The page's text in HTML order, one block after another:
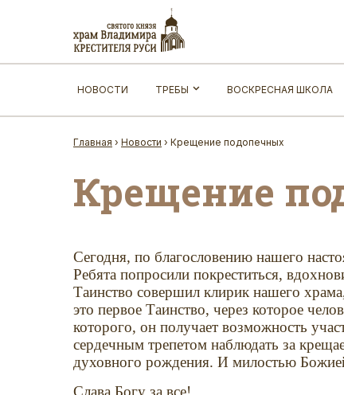
НОВОСТИ ТРЕБЫ ВОСКРЕСНАЯ ШКОЛА
Главная › Новости › Крещение подопечных
Крещение
Сегодня, по благословению нашего
Ребята попросили покреститься,
Таинство совершил клирик нашего
это первое Таинство, через которое
которого, он получает возможность
сердечным трепетом наблюдать за
духовного рождения. И милостью
Слава Богу за все!